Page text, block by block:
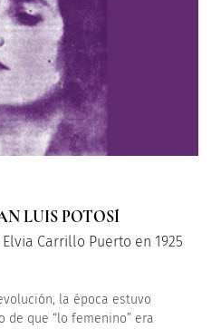
LUIS POTOSÍ
Carrillo Puerto en 1925
la época estuvo
de que “lo femenino” era